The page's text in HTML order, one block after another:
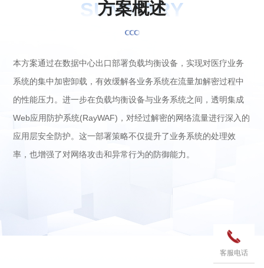
SUMMARY
方案概述
本方案通过在数据中心出口部署负载均衡设备，实现对医疗业务
系统的集中加密卸载，有效缓解各业务系统在流量加解密过程中
的性能压力。进一步在负载均衡设备与业务系统之间，透明集成
Web应用防护系统(RayWAF)，对经过解密的网络流量进行深入的
应用层安全防护。这一部署策略不仅提升了业务系统的处理效
率，也增强了对网络攻击和异常行为的防御能力。

客服电话